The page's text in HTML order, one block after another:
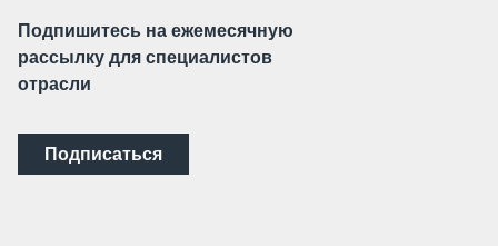
Подпишитесь на ежемесячную
рассылку для специалистов
отрасли
Подписаться